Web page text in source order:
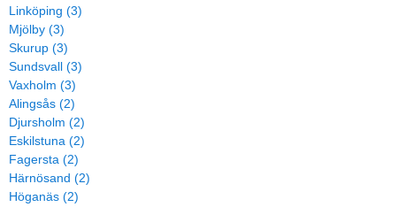
Linköping (3)
Mjölby (3)
Skurup (3)
Sundsvall (3)
Vaxholm (3)
Alingsås (2)
Djursholm (2)
Eskilstuna (2)
Fagersta (2)
Härnösand (2)
Höganäs (2)